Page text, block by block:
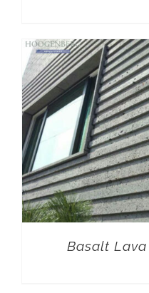
Basalt